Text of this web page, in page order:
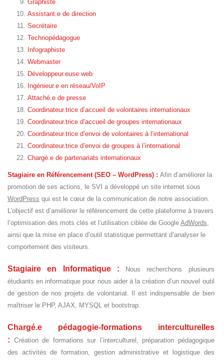
Graphiste
Assistant.e de direction
Secrétaire
Technopédagogue
Infographiste
Webmaster
Développeur.euse web
Ingénieur.e en réseau/VoIP
Attaché.e de presse
Coordinateur.trice d’accueil de volontaires internationaux
Coordinateur.trice d’accueil de groupes internationaux
Coordinateur.trice d’envoi de volontaires à l’international
Coordinateur.trice d’envoi de groupes à l’international
Chargé.e de partenariats internationaux
Stagiaire en Référencement (SEO – WordPress) : Afin d’améliorer la
promotion de ses actions, le SVI a développé un site internet sous
WordPress qui est le cœur de la communication de notre association.
L’objectif est d’améliorer le référencement de cette plateforme à travers
l’optimisation des mots clés et l’utilisation ciblée de Google AdWords,
ainsi que la mise en place d’outil statistique permettant d’analyser le
comportement des visiteurs.
Stagiaire en Informatique :
Nous recherchons plusieurs
étudiants en informatique pour nous aider à la création d’un nouvel outil
de gestion de nos projets de volontariat. Il est indispensable de bien
maîtriser le PHP, AJAX, MYSQL et bootstrap.
Chargé.e pédagogie-formations interculturelles
: Création de formations sur l’interculturel, préparation pédagogique
des activités de formation, gestion administrative et logistique des